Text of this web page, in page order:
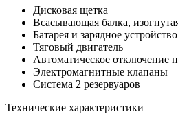
Дисковая щетка
Всасывающая балка,
Батарея и зарядное
Тяговый двигатель
Автоматическое отключение
Электромагнитные клапаны
Система 2 резервуаров
Технические характеристики